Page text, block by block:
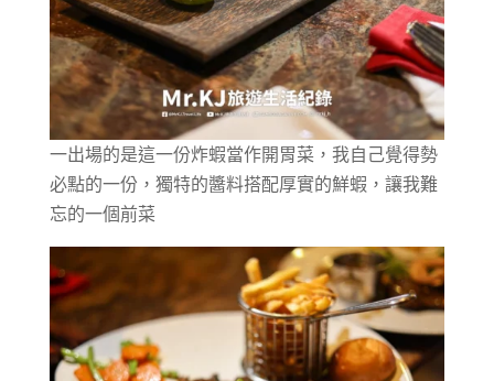
一出場的是這一份炸蝦當作開胃菜，我自己覺得勢
必點的一份，獨特的醬料搭配厚實的鮮蝦，讓我難
忘的一個前菜